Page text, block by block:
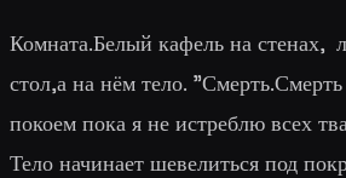
Комната.Белый кафель на стенах,
стол,а на нём тело. "
покоем пока я не истреблю всех
Тело начинает шевелиться под